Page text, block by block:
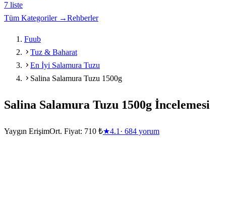
7 liste
Tüm Kategoriler →Rehberler
Fuub
Tuz & Baharat
En İyi Salamura Tuzu
Salina Salamura Tuzu 1500g
Salina Salamura Tuzu 1500g İncelemesi
Yaygın ErişimOrt. Fiyat: 710 ₺★4.1 · 684 yorum